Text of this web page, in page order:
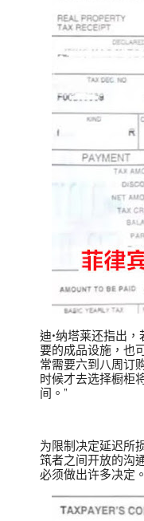
迪•纳塔莱还指出
要的成品设施，也
常需要六到八周订
时候才去选择橱柜
间。”
为限制决定延迟所
筑者之间开放的沟
必须做出许多决定。